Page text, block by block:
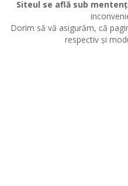
Siteul se află sub
Dorim să vă asigurăm, că
respectiv și